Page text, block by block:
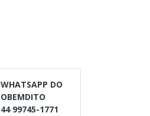
WHATSAPP DO
OBEMDITO
44 99745-1771